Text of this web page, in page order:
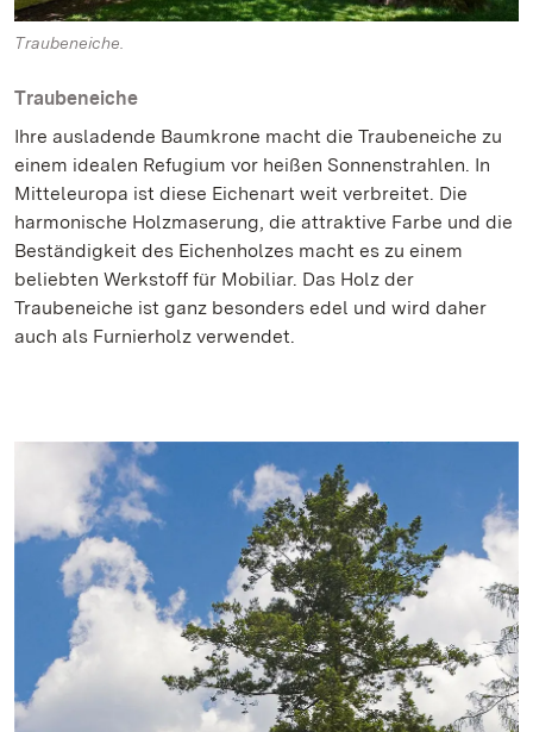
Traubeneiche.
Traubeneiche
Ihre ausladende Baumkrone macht die Traubeneiche zu
einem idealen Refugium vor heißen Sonnenstrahlen. In
Mitteleuropa ist diese Eichenart weit verbreitet. Die
harmonische Holzmaserung, die attraktive Farbe und die
Beständigkeit des Eichenholzes macht es zu einem
beliebten Werkstoff für Mobiliar. Das Holz der
Traubeneiche ist ganz besonders edel und wird daher
auch als Furnierholz verwendet.